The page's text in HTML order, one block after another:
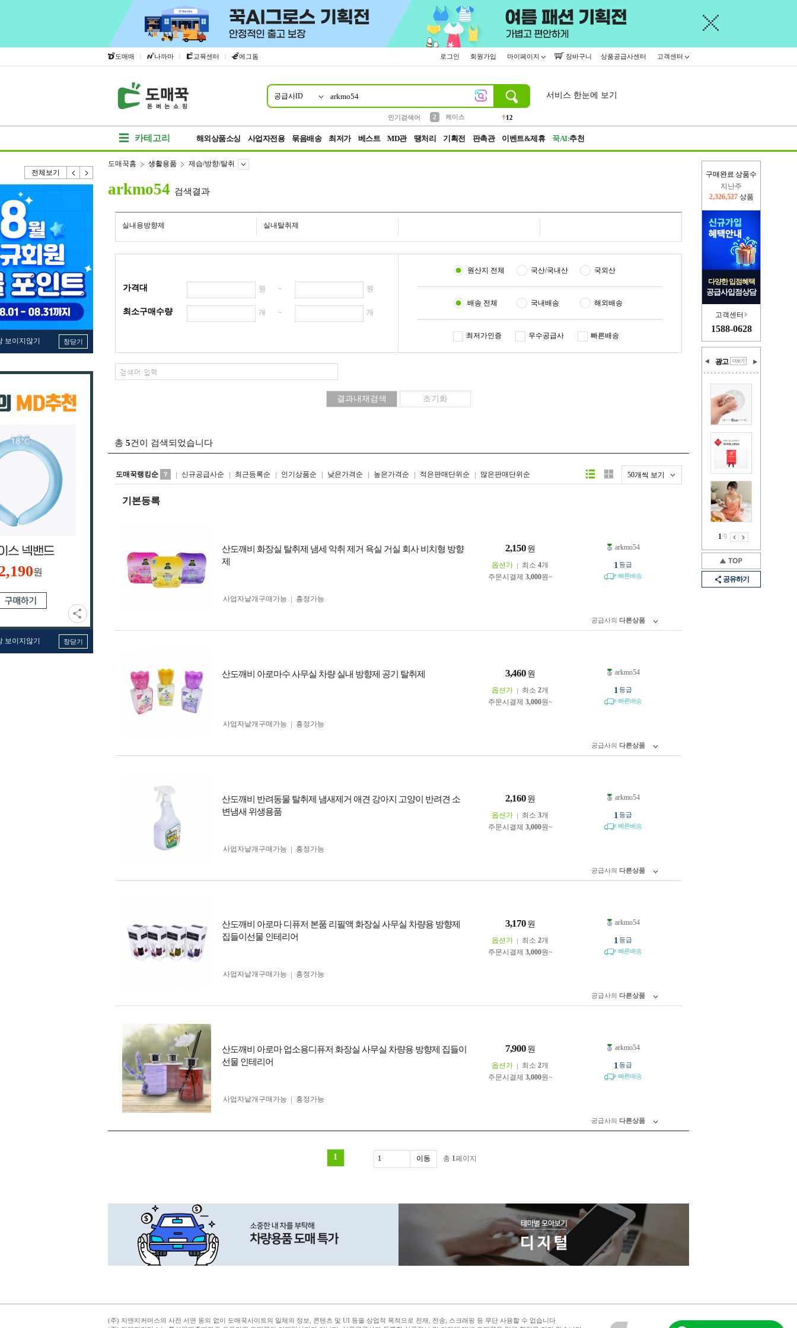
도매매 | 나까마 | 교육센터 | 에그돔 로그인 회원가입 마이페이지 장바구니 상품공급사센터 고객센터
공급사ID
인기검색어
2
케이스
12
서비스 한눈에 보기
카테고리 해외상품소싱 사업자전용 묶음배송 최저가 베스트 MD관 땡처리 기획전 판촉관 이벤트&제휴 꾹AI:추천
전체보기
보이지않기 창닫기
원
보이지않기 창닫기
구매완료 상품수
지난주
2,326,527 상품
다양한 입점혜택
공급사입점상담
고객센터
1588-0628
광고
1/9
공유하기
도매꾹홈 생활용품 제습/방향/탈취
arkmo54 검색결과
실내용방향제 실내탈취제
가격대 원 ~ 원
최소구매수량 개 ~ 개
원산지 전체 국산/국내산 국외산
배송 전체 국내배송 해외배송
최저가인증 우수공급사 빠른배송
총 5건이 검색되었습니다
도매꾹랭킹순 신규공급사순 최근등록순 인기상품순 낮은가격순 높은가격순 적은판매단위순 많은판매단위순 50개씩 보기
리스트형갤러리형
기본등록
산도깨비 화장실 탈취제 냄세 악취 제거 욕실 거실 회사 비치형 방향
제
2,150 원
옵션가 최소 4개
주문시결제 3,000원~
사업자 낱개구매가능 흥정가능
arkmo54
1 등급
빠른배송
공급사의 다른상품
산도깨비 아로마수 사무실 차량 실내 방향제 공기 탈취제 3,460 원
옵션가 최소 2개
주문시결제 3,000원~
사업자 낱개구매가능 흥정가능
arkmo54
1 등급
빠른배송
공급사의 다른상품
산도깨비 반려동물 탈취제 냄새제거 애견 강아지 고양이 반려견 소
변냄새 위생용품
2,160 원
옵션가 최소 3개
주문시결제 3,000원~
사업자 낱개구매가능 흥정가능
arkmo54
1 등급
빠른배송
공급사의 다른상품
산도깨비 아로마 디퓨저 본품 리필액 화장실 사무실 차량용 방향제
집들이선물 인테리어
3,170 원
옵션가 최소 2개
주문시결제 3,000원~
사업자 낱개구매가능 흥정가능
arkmo54
1 등급
빠른배송
공급사의 다른상품
산도깨비 아로마 업소용디퓨저 화장실 사무실 차량용 방향제 집들이
선물 인테리어
7,900 원
옵션가 최소 2개
주문시결제 3,000원~
사업자 낱개구매가능 흥정가능
arkmo54
1 등급
빠른배송
공급사의 다른상품
1 총 1페이지
(주) 지앤지커머스의 사전 서면 동의 없이 도매꾹사이트의 일체의 정보, 콘텐츠 및 UI 등을 상업적 목적으로 전재, 전송, 스크래핑 등 무단 사용할 수 없습니다